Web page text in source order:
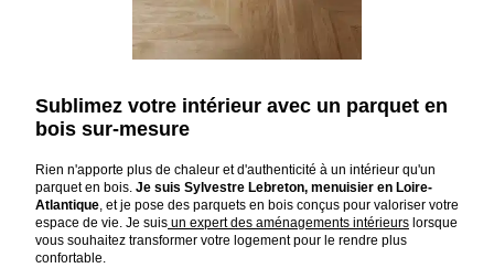
Sublimez votre intérieur avec un parquet en
bois sur-mesure
Rien n'apporte plus de chaleur et d'authenticité à un intérieur qu'un
parquet en bois. Je suis Sylvestre Lebreton, menuisier en Loire-
Atlantique, et je pose des parquets en bois conçus pour valoriser votre
espace de vie. Je suis un expert des aménagements intérieurs lorsque
vous souhaitez transformer votre logement pour le rendre plus
confortable.